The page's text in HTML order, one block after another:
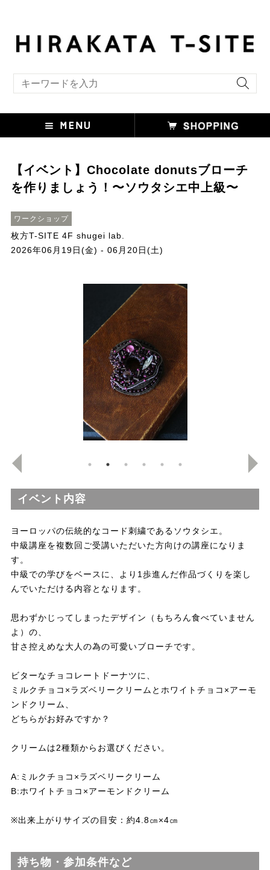
【イベント】Chocolate donutsブローチ
を作りましょう！〜ソウタシエ中上級〜
ワークショップ
枚方T-SITE 4F shugei lab.
2026年06月19日(金) - 06月20日(土)
イベント内容
ヨーロッパの伝統的なコード刺繍であるソウタシエ。
中級講座を複数回ご受講いただいた方向けの講座になりま
す。
中級での学びをベースに、より1歩進んだ作品づくりを楽し
んでいただける内容となります。
思わずかじってしまったデザイン（もちろん食べていません
よ）の、
甘さ控えめな大人の為の可愛いブローチです。
ビターなチョコレートドーナツに、
ミルクチョコ×ラズベリークリームとホワイトチョコ×アーモ
ンドクリーム、
どちらがお好みですか？
クリームは2種類からお選びください。
A:ミルクチョコ×ラズベリークリーム
B:ホワイトチョコ×アーモンドクリーム
※出来上がりサイズの目安：約4.8㎝×4㎝
持ち物・参加条件など